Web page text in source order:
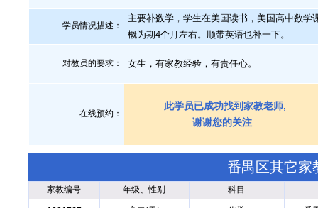
学员情况描述：
主要补数学，学生在美国读书，美国高中数
概为期4个月左右。顺带英语也补一下。
对教员的要求： 女生，有家教经验，有责任心。
在线预约：
此学员已成功找到家教老师,
谢谢您的关注
番禺区其它家
家教编号 年级、性别 科目